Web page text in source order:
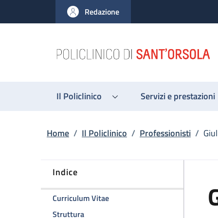
al contenuto principale
to footer content
Redazione
Il Policlinico Servizi e prestazioni
Briciole di pane
Home / Il Policlinico / Professionisti /
Indice
Curriculum Vitaedella pagina Giuliana Simonazzi
Strutturadella pagina Giuliana Simonazzi